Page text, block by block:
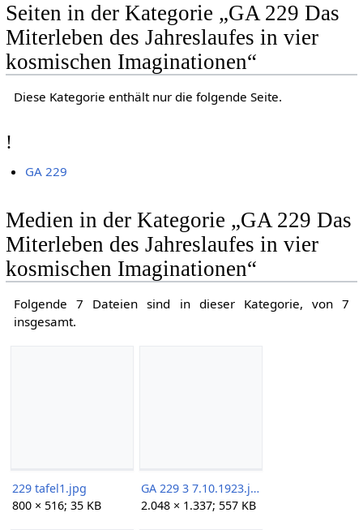
Seiten in der Kategorie „GA 229 Das
Miterleben des Jahreslaufes in vier
kosmischen Imaginationen“
Diese Kategorie enthält nur die folgende Seite.
!
GA 229
Medien in der Kategorie „GA 229 Das
Miterleben des Jahreslaufes in vier
kosmischen Imaginationen“
Folgende 7 Dateien sind in dieser Kategorie, von 7
insgesamt.
229 tafel1.jpg
800 × 516; 35 KB
GA 229 3 7.10.1923.jpg
2.048 × 1.337; 557 KB